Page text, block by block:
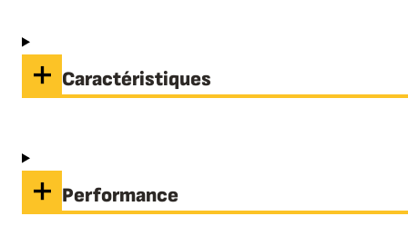
Caractéristiques
Performance